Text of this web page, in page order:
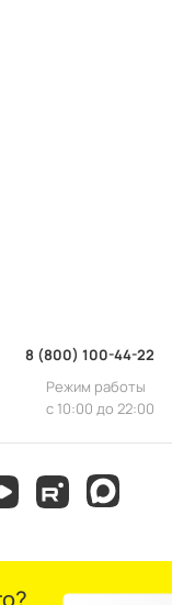
8 (800) 100-44-22
Режим работы
с 10:00 до 22:00